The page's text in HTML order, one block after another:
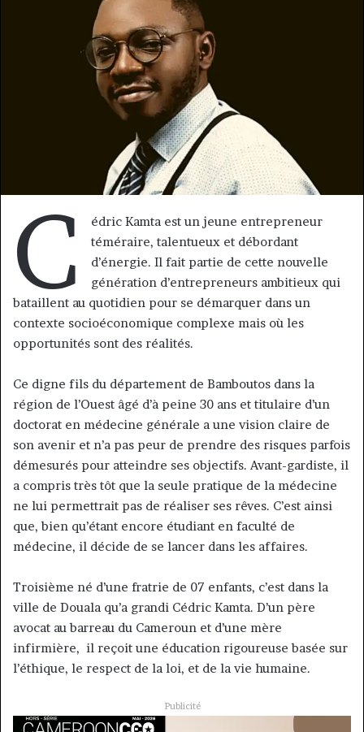
C
édric Kamta est un jeune entrepreneur
téméraire, talentueux et débordant
d’énergie. Il fait partie de cette nouvelle
génération d’entrepreneurs ambitieux qui
bataillent au quotidien pour se démarquer dans un
contexte socioéconomique complexe mais où les
opportunités sont des réalités.
Ce digne fils du département de Bamboutos dans la
région de l’Ouest âgé d’à peine 30 ans et titulaire d’un
doctorat en médecine générale a une vision claire de
son avenir et n’a pas peur de prendre des risques parfois
démesurés pour atteindre ses objectifs. Avant-gardiste, il
a compris très tôt que la seule pratique de la médecine
ne lui permettrait pas de réaliser ses rêves. C’est ainsi
que, bien qu’étant encore étudiant en faculté de
médecine, il décide de se lancer dans les affaires.
Troisième né d’une fratrie de 07 enfants, c’est dans la
ville de Douala qu’a grandi Cédric Kamta. D’un père
avocat au barreau du Cameroun et d’une mère
infirmière, il reçoit une éducation rigoureuse basée sur
l’éthique, le respect de la loi, et de la vie humaine.
Publicité